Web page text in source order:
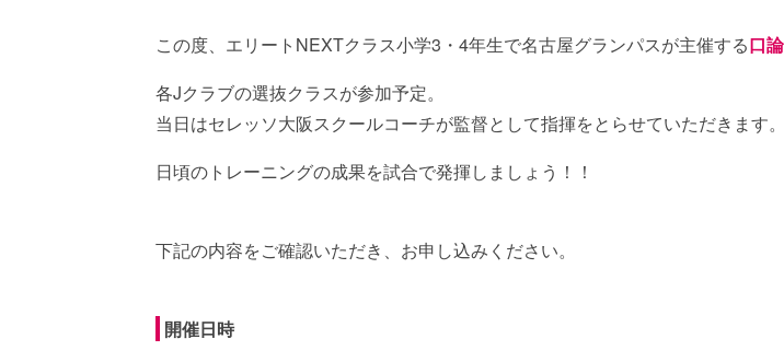
この度、エリートNEXTクラス小学3・4年生で名古屋グランパスが主催する口
各Jクラブの選抜クラスが参加予定。
当日はセレッソ大阪スクールコーチが監督として指揮をとらせていただきます。
日頃のトレーニングの成果を試合で発揮しましょう！！
下記の内容をご確認いただき、お申し込みください。
開催日時